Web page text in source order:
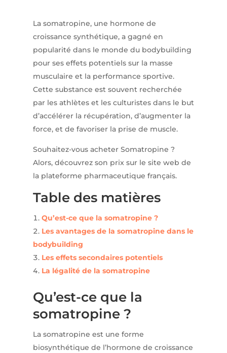
La somatropine, une hormone de
croissance synthétique, a gagné en
popularité dans le monde du bodybuilding
pour ses effets potentiels sur la masse
musculaire et la performance sportive.
Cette substance est souvent recherchée
par les athlètes et les culturistes dans le but
d’accélérer la récupération, d’augmenter la
force, et de favoriser la prise de muscle.
Souhaitez-vous acheter Somatropine ?
Alors, découvrez son prix sur le site web de
la plateforme pharmaceutique français.
Table des matières
Qu’est-ce que la somatropine ?
Les avantages de la somatropine dans le
bodybuilding
Les effets secondaires potentiels
La légalité de la somatropine
Qu’est-ce que la
somatropine ?
La somatropine est une forme
biosynthétique de l’hormone de croissance